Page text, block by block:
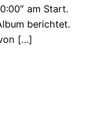
am Start.
berichtet.
[…]